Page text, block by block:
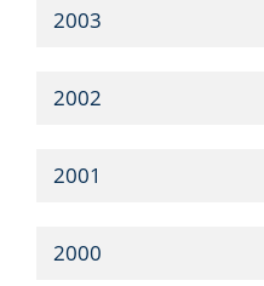
2003
2002
2001
2000